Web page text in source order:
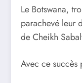
Le Botswana,
parachevé leur
de Cheikh
Avec ce succès